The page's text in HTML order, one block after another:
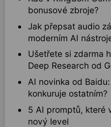
bonusové zbroje?
Jak přepsat audio
moderním AI
Ušetřete si zdarma
Deep Research od
AI novinka od
konkuruje ostatním?
5 AI promptů, které
nový level